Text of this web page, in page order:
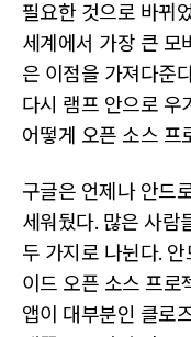
필요한 것으로 바뀌
세계에서 가장 큰 모
은 이점을 가져다준
다시 램프 안으로 우
어떻게 오픈 소스 프
구글은 언제나 안드
세워뒀다. 많은 사람
두 가지로 나뉜다.
이드 오픈 소스 프로
앱이 대부분인 클로